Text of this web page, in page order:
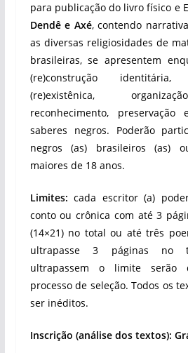
para publicação do livro físico e
Dendê e Axé, contendo
as diversas religiosidades de
brasileiras, se apresentem
(re)construção
(re)existênica,
reconhecimento,
saberes negros. Poderão
negros (as) brasileiros (as)
maiores de 18 anos.
Limites: cada escritor (a)
conto ou crônica com até 3
(14×21) no total ou até três
ultrapasse 3 páginas no
ultrapassem o limite serão
processo de seleção. Todos os
ser inéditos.
Inscrição (análise dos textos):